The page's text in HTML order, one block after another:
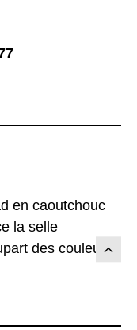
en caoutchouc
la selle
des couleurs